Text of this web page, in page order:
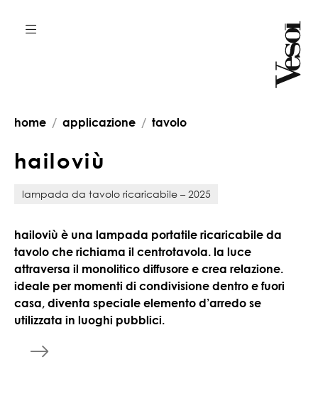
home applicazione tavolo
hailoviù
lampada da tavolo ricaricabile – 2025
hailoviù è una lampada portatile ricaricabile da
tavolo che richiama il centrotavola. la luce
attraversa il monolitico diffusore e crea relazione.
ideale per momenti di condivisione dentro e fuori
casa, diventa speciale elemento d’arredo se
utilizzata in luoghi pubblici.